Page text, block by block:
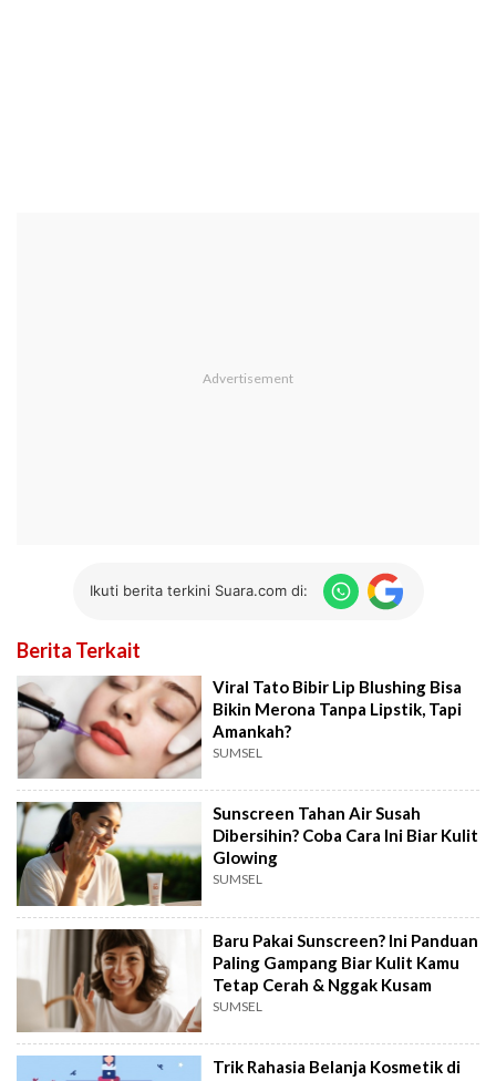
Ikuti berita terkini Suara.com di:
Berita Terkait
Viral Tato Bibir Lip Blushing Bisa
Bikin Merona Tanpa Lipstik, Tapi
Amankah?
SUMSEL
Sunscreen Tahan Air Susah
Dibersihin? Coba Cara Ini Biar Kulit
Glowing
SUMSEL
Baru Pakai Sunscreen? Ini Panduan
Paling Gampang Biar Kulit Kamu
Tetap Cerah & Nggak Kusam
SUMSEL
Trik Rahasia Belanja Kosmetik di